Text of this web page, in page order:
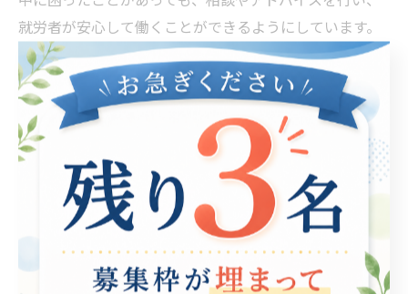
就労者が安心して働くことができるようにしています。
私たちは、障がいを抱える方にとって働くことが困難だ
と思われる問題を、一緒に解決していきたいと考えてい
ます。私たちと一緒に、障がいを抱える方の就労支援に
取り組んでみませんか？私たちは、常に就労者の立場に
立った想いを持ち、一人一人に合ったサポートを提供し
ています。
社会で役立つ力を身につける！